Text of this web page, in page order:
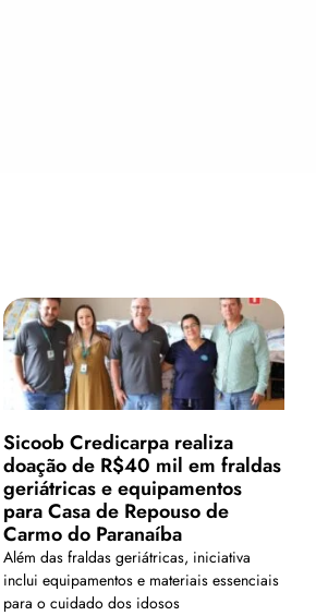
Sicoob Credicarpa realiza
doação de R$40 mil em fraldas
geriátricas e equipamentos
para Casa de Repouso de
Carmo do Paranaíba
Além das fraldas geriátricas, iniciativa
inclui equipamentos e materiais essenciais
para o cuidado dos idosos